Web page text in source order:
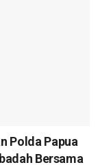
Polda Papua
Bersama